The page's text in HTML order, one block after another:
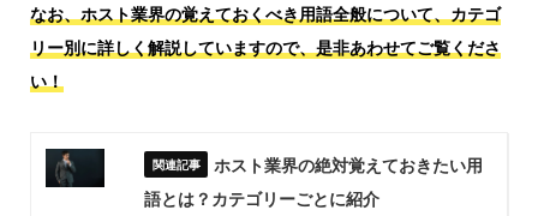
なお、ホスト業界の覚えておくべき用語全般について、カテゴ
リー別に詳しく解説していますので、是非あわせてご覧くださ
い！
ホスト業界の絶対覚えておきたい用
語とは？カテゴリーごとに紹介